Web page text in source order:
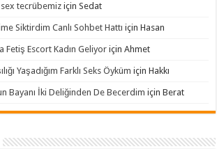
tecrübemiz içinSedat
Siktirdim Canlı Sohbet Hattı içinHasan
Fetiş Escort Kadın Geliyor içinAhmet
Yaşadığım Farklı Seks Öyküm içinHakkı
Bayanı İki Deliğinden De Becerdim içinBerat